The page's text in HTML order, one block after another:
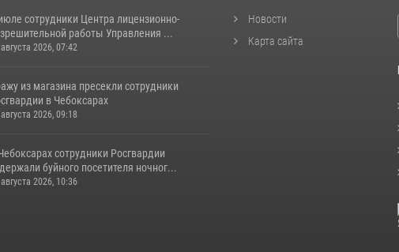
сотрудники Центра лицензионно-
работы Управления ...
2026, 07:42
из магазина пресекли сотрудники
в Чебоксарах
2026, 09:18
сотрудники Росгвардии
буйного посетителя ночног...
2026, 10:36
Новости
Карта сайта